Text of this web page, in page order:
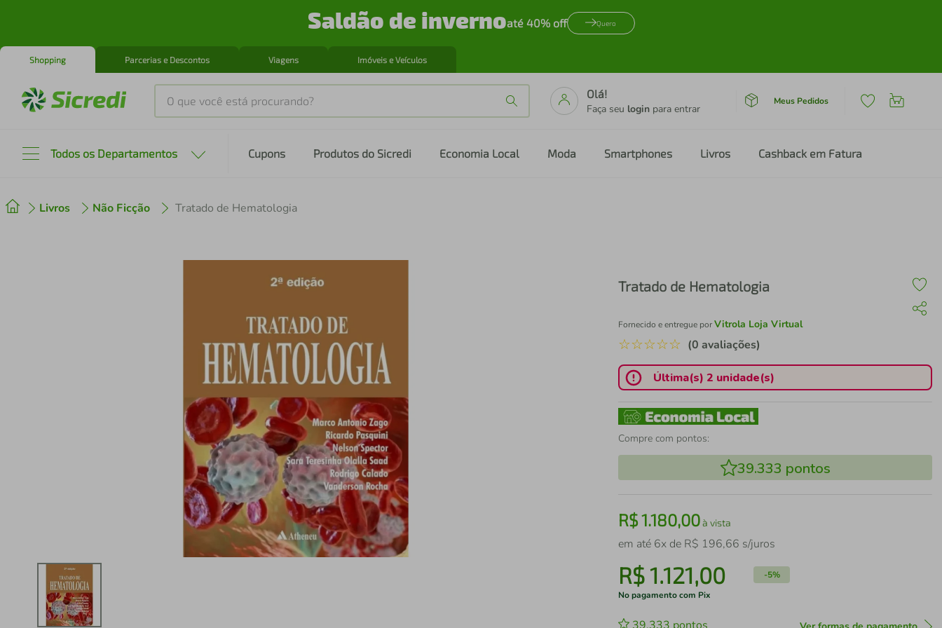
Saldão de invernoaté 40% off Quero
Shopping Parcerias e Descontos Viagens Imóveis e Veículos
O que você está procurando?
Olá!
Faça seu login para entrar
Meus Pedidos
Todos os Departamentos Cupons Produtos do Sicredi Economia Local Moda Smartphones Livros Cashback em Fatura
Livros Não Ficção Tratado de Hematologia
Tratado de Hematologia
Fornecido e entregue porVitrola Loja Virtual
☆☆☆☆☆ (0 avaliações)
Última(s) 2 unidade(s)
Compre com pontos:
39.333 pontos
R$1.180,00à vista
em até 6x de R$ 196,66 s/juros
R$1.121,00 -5%
No pagamento com Pix
2º cafeteira